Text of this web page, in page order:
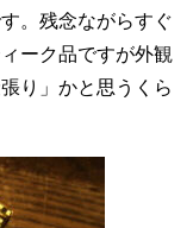
。残念ながらすぐ
ーク品ですが外観
り」かと思うくら